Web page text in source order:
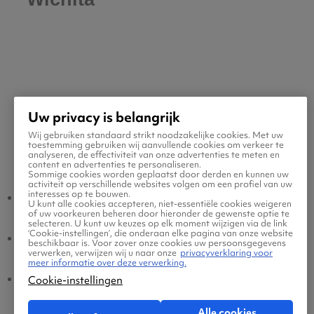
Populaire vluchten
Wichita - Amsterdam Amsterdam - Wichita
Wichita - Eindhoven Eindhoven - Wichita
Wichita - Brussel
Uw privacy is belangrijk
Wij gebruiken standaard strikt noodzakelijke cookies. Met uw
toestemming gebruiken wij aanvullende cookies om verkeer te
analyseren, de effectiviteit van onze advertenties te meten en
content en advertenties te personaliseren.
Sommige cookies worden geplaatst door derden en kunnen uw
activiteit op verschillende websites volgen om een profiel van uw
interesses op te bouwen.
U kunt alle cookies accepteren, niet-essentiële cookies weigeren
of uw voorkeuren beheren door hieronder de gewenste optie te
selecteren. U kunt uw keuzes op elk moment wijzigen via de link
‘Cookie-instellingen’, die onderaan elke pagina van onze website
beschikbaar is. Voor zover onze cookies uw persoonsgegevens
verwerken, verwijzen wij u naar onze privacyverklaring voor
meer informatie over deze verwerking.
Cookie-instellingen